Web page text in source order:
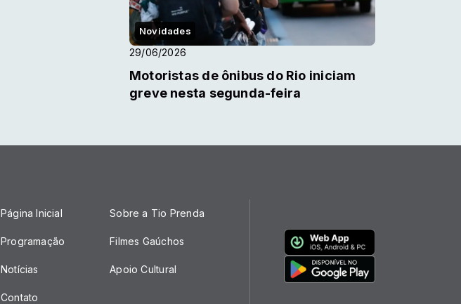
Novidades
29/06/2026
Motoristas de ônibus do Rio iniciam
greve nesta segunda-feira
Página Inicial
Programação
Notícias
Contato
Sobre a Tio Prenda
Filmes Gaúchos
Apoio Cultural